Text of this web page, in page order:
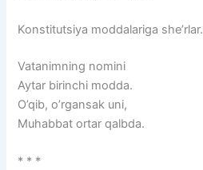
Konstitutsiya moddalariga she’rlar.
Vatanimning nomini
Aytar birinchi modda.
O’qib, o’rgansak uni,
Muhabbat ortar qalbda.
* * *